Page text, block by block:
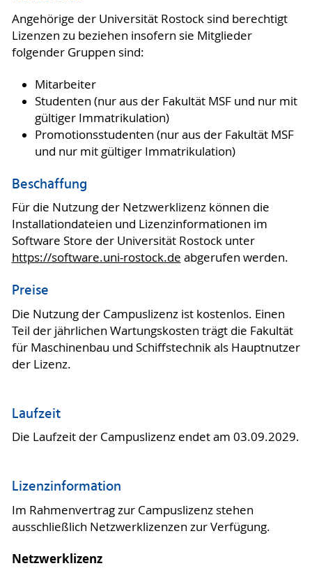
Angehörige der Universität Rostock sind berechtigt
Lizenzen zu beziehen insofern sie Mitglieder
folgender Gruppen sind:
Mitarbeiter
Studenten (nur aus der Fakultät MSF und nur mit
gültiger Immatrikulation)
Promotionsstudenten (nur aus der Fakultät MSF
und nur mit gültiger Immatrikulation)
Beschaffung
Für die Nutzung der Netzwerklizenz können die
Installationdateien und Lizenzinformationen im
Software Store der Universität Rostock unter
https://software.uni-rostock.de abgerufen werden.
Preise
Die Nutzung der Campuslizenz ist kostenlos. Einen
Teil der jährlichen Wartungskosten trägt die Fakultät
für Maschinenbau und Schiffstechnik als Hauptnutzer
der Lizenz.
Laufzeit
Die Laufzeit der Campuslizenz endet am 03.09.2029.
Lizenzinformation
Im Rahmenvertrag zur Campuslizenz stehen
ausschließlich Netzwerklizenzen zur Verfügung.
Netzwerklizenz